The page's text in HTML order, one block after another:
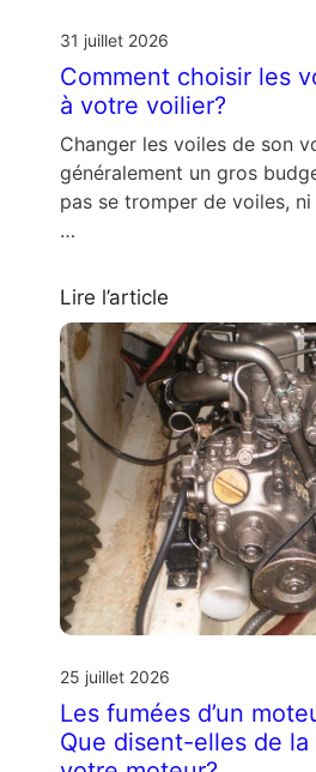
31 juillet 2026
Comment choisir les
à votre voilier?
Changer les voiles de son
généralement un gros
pas se tromper de voiles,
…
Lire l’article
25 juillet 2026
Les fumées d’un
Que disent-elles de la